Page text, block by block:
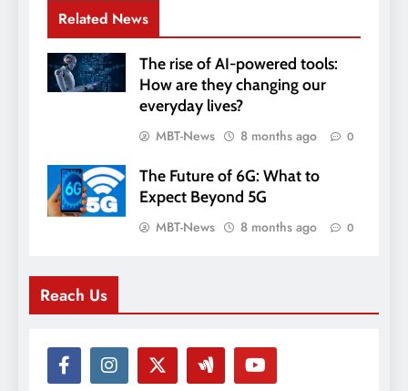
Related News
The rise of AI-powered tools:
How are they changing our
everyday lives?
MBT-News 8 months ago 0
The Future of 6G: What to
Expect Beyond 5G
MBT-News 8 months ago 0
Reach Us